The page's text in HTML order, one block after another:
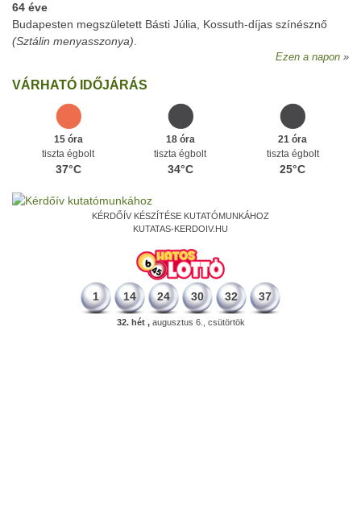
64 éve
Budapesten megszületett Básti Júlia, Kossuth-díjas színésznő
(Sztálin menyasszonya)
Ezen a napon
VÁRHATÓ IDŐJÁRÁS
15 óra
tiszta égbolt
37°C
18 óra
tiszta égbolt
34°C
21 óra
tiszta égbolt
25°C
KÉRDŐÍV KÉSZÍTÉSE KUTATÓMUNKÁHOZ
KUTATAS-KERDOIV.HU
1 14 24 30 32 37
32. hét ,augusztus 6., csütörtök